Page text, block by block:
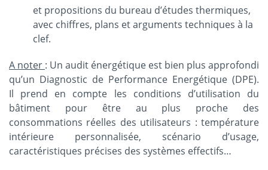
et propositions du bureau d’études thermiques,
avec chiffres, plans et arguments techniques à la
clef.
A noter : Un audit énergétique est bien plus approfondi
qu’un Diagnostic de Performance Energétique (DPE).
Il prend en compte les conditions d’utilisation du
bâtiment pour être au plus proche des
consommations réelles des utilisateurs : température
intérieure personnalisée, scénario d’usage,
caractéristiques précises des systèmes effectifs…